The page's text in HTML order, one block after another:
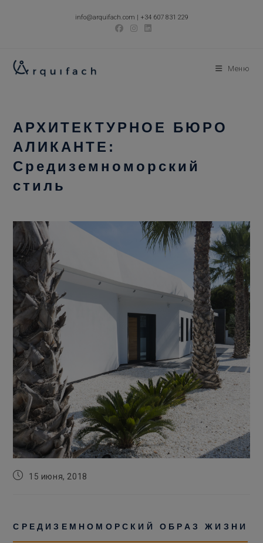
info@arquifach.com | +34 607 831 229
Меню
АРХИТЕКТУРНОЕ БЮРО
АЛИКАНТЕ:
Средиземноморский
стиль
Запись15 июня, 2018
СРЕДИЗЕМНОМОРСКИЙ ОБРАЗ ЖИЗНИ